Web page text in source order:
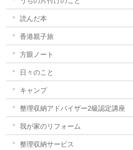
読んだ本
香港親子旅
方眼ノート
日々のこと
キャンプ
整理収納アドバイザー2級認定講座
我が家のリフォーム
整理収納サービス